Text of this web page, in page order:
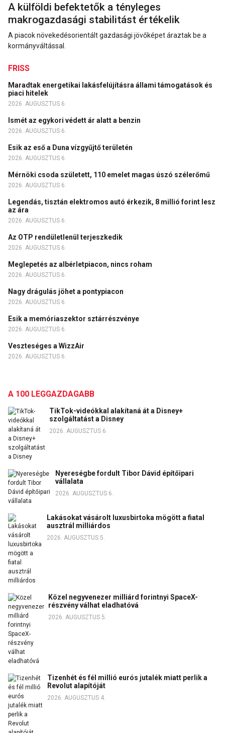
A külföldi befektetők a tényleges
makrogazdasági stabilitást értékelik
A piacok növekedésorientált gazdasági jövőképet áraztak be a
kormányváltással.
FRISS
Maradtak energetikai lakásfelújításra állami támogatások és
piaci hitelek
2026. AUGUSZTUS 6.
Ismét az egykori védett ár alatt a benzin
2026. AUGUSZTUS 6.
Esik az eső a Duna vízgyűjtő területén
2026. AUGUSZTUS 6.
Mérnöki csoda született, 110 emelet magas úszó szélerőmű
2026. AUGUSZTUS 6.
Legendás, tisztán elektromos autó érkezik, 8 millió forint lesz
az ára
2026. AUGUSZTUS 6.
Az OTP rendületlenül terjeszkedik
2026. AUGUSZTUS 6.
Meglepetés az albérletpiacon, nincs roham
2026. AUGUSZTUS 6.
Nagy drágulás jöhet a pontypiacon
2026. AUGUSZTUS 6.
Esik a memóriaszektor sztárrészvénye
2026. AUGUSZTUS 6.
Veszteséges a WizzAir
2026. AUGUSZTUS 6.
A 100 LEGGAZDAGABB
TikTok-videókkal alakítaná át a Disney+
szolgáltatást a Disney
2026. AUGUSZTUS 6.
Nyereségbe fordult Tibor Dávid építőipari
vállalata
2026. AUGUSZTUS 6.
Lakásokat vásárolt luxusbirtoka mögött a fiatal
ausztrál milliárdos
2026. AUGUSZTUS 5.
Közel negyvenezer milliárd forintnyi SpaceX-
részvény válhat eladhatóvá
2026. AUGUSZTUS 5.
Tizenhét és fél millió eurós jutalék miatt perlik a
Revolut alapítóját
2026. AUGUSZTUS 4.